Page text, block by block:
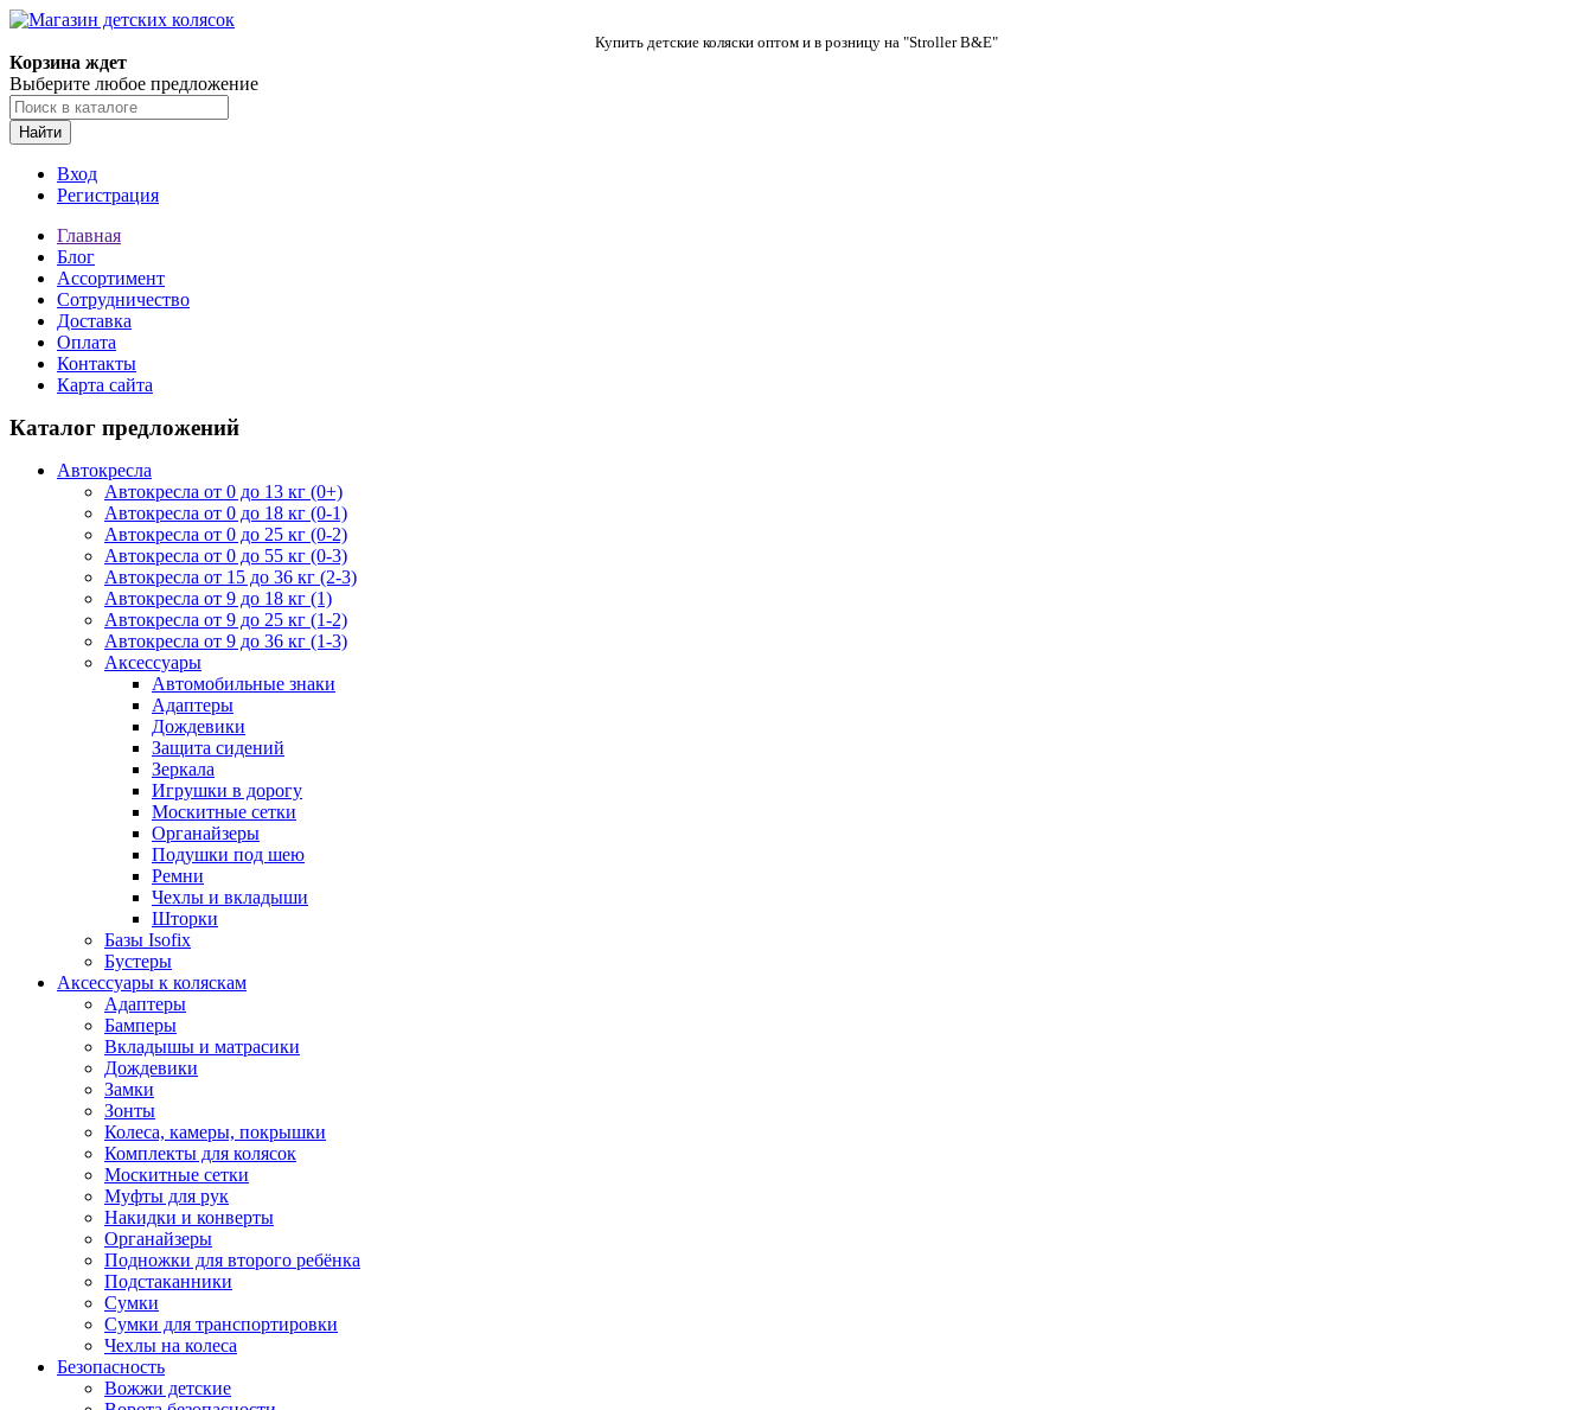
Купить детские коляски оптом и в розницу на "Stroller B&E"
Корзина ждет
Выберите любое предложение
Найти
Вход
Регистрация
Главная
Блог
Ассортимент
Сотрудничество
Доставка
Оплата
Контакты
Карта сайта
Каталог предложений
Автокресла
Автокресла от 0 до 13 кг (0+)
Автокресла от 0 до 18 кг (0-1)
Автокресла от 0 до 25 кг (0-2)
Автокресла от 0 до 55 кг (0-3)
Автокресла от 15 до 36 кг (2-3)
Автокресла от 9 до 18 кг (1)
Автокресла от 9 до 25 кг (1-2)
Автокресла от 9 до 36 кг (1-3)
Аксессуары
Автомобильные знаки
Адаптеры
Дождевики
Защита сидений
Зеркала
Игрушки в дорогу
Москитные сетки
Органайзеры
Подушки под шею
Ремни
Чехлы и вкладыши
Шторки
Базы Isofix
Бустеры
Аксессуары к коляскам
Адаптеры
Бамперы
Вкладышы и матрасики
Дождевики
Замки
Зонты
Колеса, камеры, покрышки
Комплекты для колясок
Москитные сетки
Муфты для рук
Накидки и конверты
Органайзеры
Подножки для второго ребёнка
Подстаканники
Сумки
Сумки для транспортировки
Чехлы на колеса
Безопасность
Вожжи детские